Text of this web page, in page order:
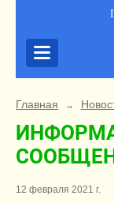
Главная →
12 февраля 2021 г.